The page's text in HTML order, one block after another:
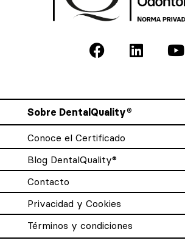
Sobre DentalQuality®
Conoce el Certificado
Blog DentalQuality®
Contacto
Privacidad y Cookies
Términos y condiciones